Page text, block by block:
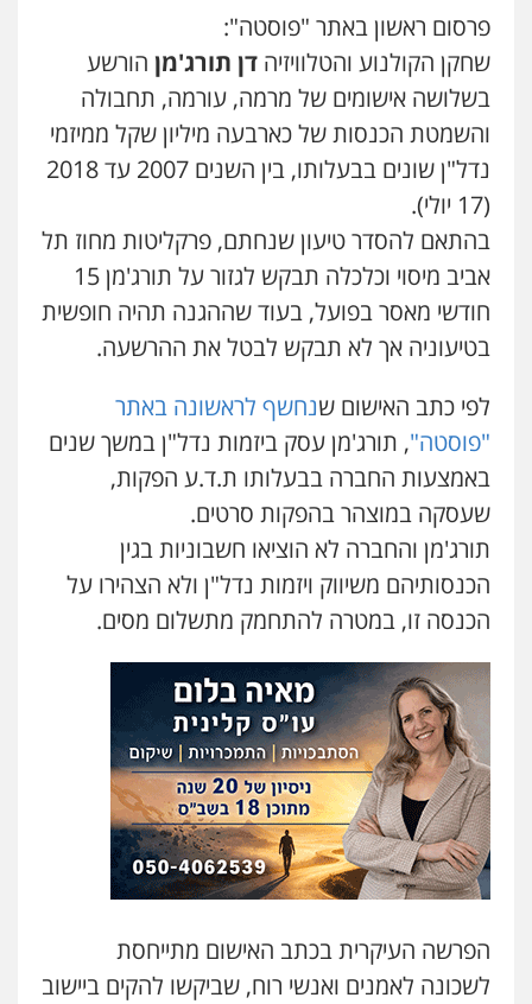
עו"ד ירון גיגי
פלילי צווארון לבן מעצרים הליכי הסגרה
0522249087
נדל"ן / עסקים משפחה תעבורה כלכלי
הוצאה לפועל
0545402829
עו"ד דרוויש נאשף
0527448141
עו"ד שילה ענבר
דין
0506216097
עו"ד נס בן נתן
0505555110
עו"ד משה פלמור
פלילי כלכלי צווארון לבן עורכי דין לענייני
אסירים
0549732303
שחר מנדלמן, שלומציון גבאי מנדלמן
– משרד עורכי דין
0505522334
פרסום ראשון באתר "פוסטה":
שחקן הקולנוע והטלוויזיה דן תורג'מן הורשע
בשלושה אישומים של מרמה, עורמה, תחבולה
והשמטת הכנסות של כארבעה מיליון שקל ממיזמי
נדל"ן שונים בבעלותו, בין השנים 2007 עד 2018
(17 יולי).
בהתאם להסדר טיעון שנחתם, פרקליטות מחוז תל
אביב מיסוי וכלכלה תבקש לגזור על תורג'מן 15
חודשי מאסר בפועל, בעוד שההגנה תהיה חופשית
בטיעוניה אך לא תבקש לבטל את ההרשעה.
לפי כתב האישום שנחשף לראשונה באתר
"פוסטה", תורג'מן עסק ביזמות נדל"ן במשך שנים
באמצעות החברה בבעלותו ת.ד.ע הפקות,
שעסקה במוצהר בהפקות סרטים.
תורג'מן והחברה לא הוציאו חשבוניות בגין
הכנסותיהם משיווק ויזמות נדל"ן ולא הצהירו על
הכנסה זו, במטרה להתחמק מתשלום מסים.
הפרשה העיקרית בכתב האישום מתייחסת
לשכונה לאמנים ואנשי רוח, שביקשו להקים ביישוב